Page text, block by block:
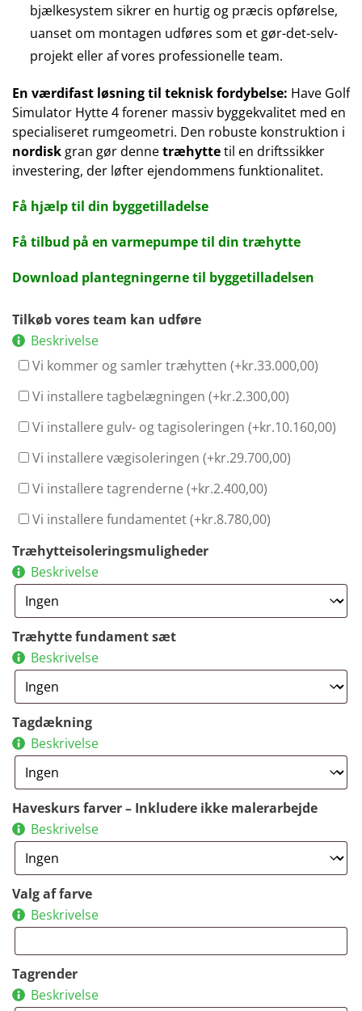
bjælkesystem sikrer en hurtig og præcis opførelse,
uanset om montagen udføres som et gør-det-selv-
projekt eller af vores professionelle team.
En værdifast løsning til teknisk fordybelse: Have Golf
Simulator Hytte 4 forener massiv byggekvalitet med en
specialiseret rumgeometri. Den robuste konstruktion i
nordisk gran gør dennetræhyttetil en driftssikker
investering, der løfter ejendommens funktionalitet.
Få hjælp til din byggetilladelse
Få tilbud på en varmepumpe til din træhytte
Download plantegningerne til byggetilladelsen
Tilkøb vores team kan udføre
Beskrivelse
Vi kommer og samler træhytten (+kr.33.000,00)
Vi installere tagbelægningen (+kr.2.300,00)
Vi installere gulv- og tagisoleringen (+kr.10.160,00)
Vi installere vægisoleringen (+kr.29.700,00)
Vi installere tagrenderne (+kr.2.400,00)
Vi installere fundamentet (+kr.8.780,00)
Træhytteisoleringsmuligheder
Beskrivelse
Træhytte fundament sæt
Beskrivelse
Tagdækning
Beskrivelse
Haveskurs farver – Inkludere ikke malerarbejde
Beskrivelse
Valg af farve
Beskrivelse
Tagrender
Beskrivelse